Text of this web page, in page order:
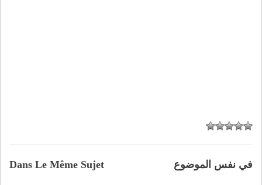
Dans Le Même Sujet في نفس الموضوع